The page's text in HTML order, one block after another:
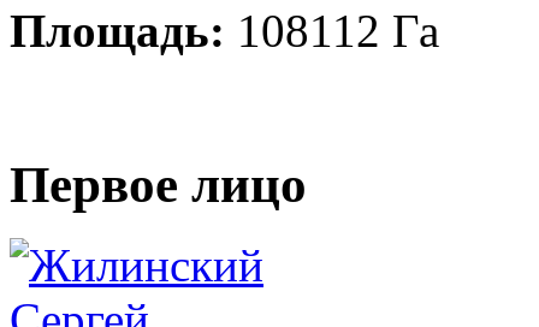
Площадь: 108112 Га
Первое лицо